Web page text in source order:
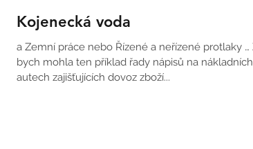
Kojenecká voda
a Zemní práce nebo Řízené a neřízené protlaky … Zřejmě
bych mohla ten příklad řady nápisů na nákladních
autech zajišťujících dovoz zboží...